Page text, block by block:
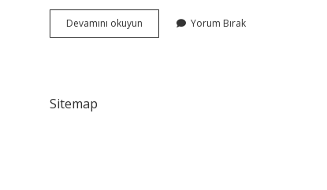
Devamını okuyun
Ismi
Yorum Bırak
Sitemap